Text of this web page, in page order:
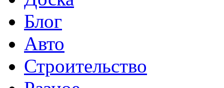
Блог
Авто
Строительство